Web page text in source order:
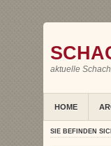
aktuelle
HOME
SIE BEFINDEN